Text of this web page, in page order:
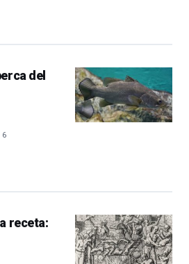
del
6
receta: